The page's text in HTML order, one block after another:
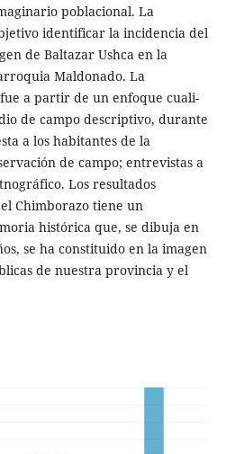
poblacional. La
identificar la incidencia del
de Baltazar Ushca en la
Maldonado. La
a partir de un enfoque cuali-
de campo descriptivo, durante
a los habitantes de la
de campo; entrevistas a
Los resultados
Chimborazo tiene un
histórica que, se dibuja en
se ha constituido en la imagen
de nuestra provincia y el